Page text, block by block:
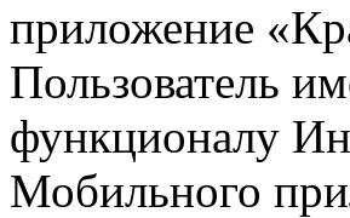
приложение
Пользователь
функционалу
Мобильного